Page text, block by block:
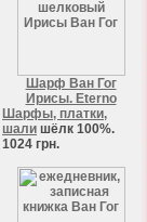
Шарф Ван Гог
Ирисы. Eterno
Шарфы, платки,
шали шёлк 100%.
1024 грн.